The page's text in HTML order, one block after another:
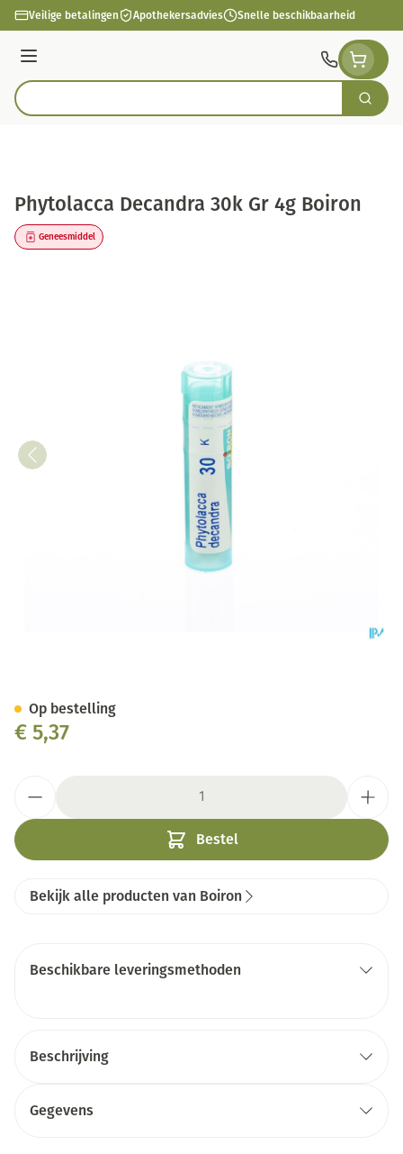
Ga naar de inhoud
Veilige betalingen Apothekersadvies Snelle beschikbaarheid
Menu
Product, merk, categorie... Zoek
Phytolacca Decandra 30k Gr 4g Boiron
Geneesmiddel
€ 5,37
Bestel
Op bestelling
Bekijk alle producten van Boiron
Beschikbare leveringsmethoden
Beschrijving
Gegevens